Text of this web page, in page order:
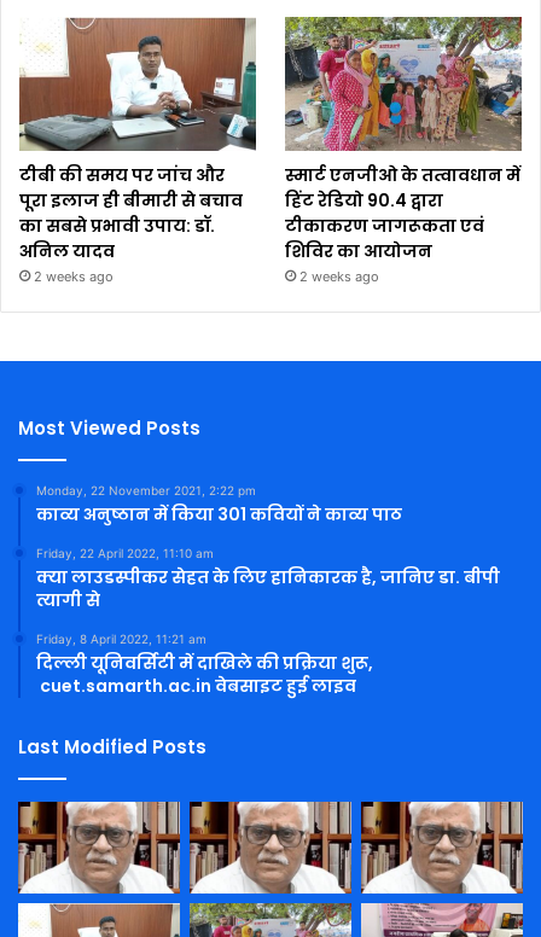
टीबी की समय पर जांच और
पूरा इलाज ही बीमारी से बचाव
का सबसे प्रभावी उपाय: डॉ.
अनिल यादव
2 weeks ago
स्मार्ट एनजीओ के तत्वावधान में
हिंट रेडियो 90.4 द्वारा
टीकाकरण जागरूकता एवं
शिविर का आयोजन
2 weeks ago
Most Viewed Posts
Monday, 22 November 2021, 2:22 pm
काव्य अनुष्ठान में किया 301 कवियों ने काव्य पाठ
Friday, 22 April 2022, 11:10 am
क्या लाउडस्पीकर सेहत के लिए हानिकारक है, जानिए डा. बीपी
त्यागी से
Friday, 8 April 2022, 11:21 am
दिल्ली यूनिवर्सिटी में दाखिले की प्रक्रिया शुरू,
cuet.samarth.ac.in वेबसाइट हुई लाइव
Last Modified Posts